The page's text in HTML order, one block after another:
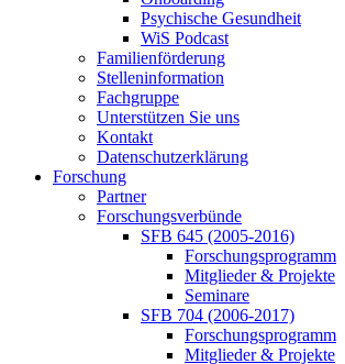
Psychische Gesundheit
WiS Podcast
Familienförderung
Stelleninformation
Fachgruppe
Unterstützen Sie uns
Kontakt
Datenschutzerklärung
Forschung
Partner
Forschungsverbünde
SFB 645 (2005-2016)
Forschungsprogramm
Mitglieder & Projekte
Seminare
SFB 704 (2006-2017)
Forschungsprogramm
Mitglieder & Projekte